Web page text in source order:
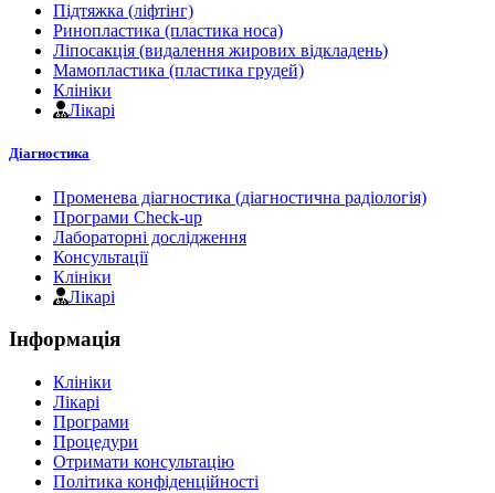
Підтяжка (ліфтінг)
Ринопластика (пластика носа)
Ліпосакція (видалення жирових відкладень)
Мамопластика (пластика грудей)
Клініки
Лікарі
Діагностика
Променева діагностика (діагностична радіологія)
Програми Check-up
Лабораторні дослідження
Консультації
Клініки
Лікарі
Інформація
Клініки
Лікарі
Програми
Процедури
Отримати консультацію
Політика конфіденційності